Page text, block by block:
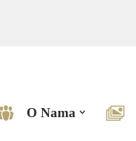
O Nama